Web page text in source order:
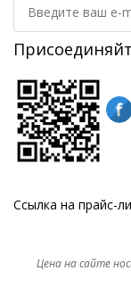
Ссылка на прайс-
Цена на сайте